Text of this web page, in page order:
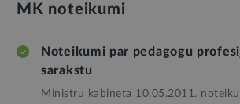
MK noteikumi
Noteikumi par pedagogu
sarakstu
Ministru kabineta 10.05.2011.